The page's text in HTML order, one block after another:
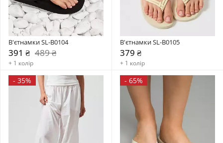
В'єтнамки SL-B0104
391 ₴ 489 ₴
+ 1 колір
В'єтнамки SL-B0105
379 ₴
+ 1 колір
- 35% - 65%